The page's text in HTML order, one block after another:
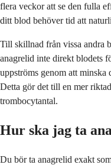
flera veckor att se den fulla
ditt blod behöver tid att
Till skillnad från vissa andra
anagrelid inte direkt blodets
uppströms genom att minska
Detta gör det till en mer
trombocytantal.
Hur ska jag ta
Du bör ta anagrelid exakt